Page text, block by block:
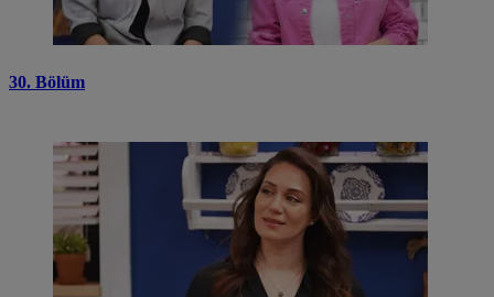
30. Bölüm